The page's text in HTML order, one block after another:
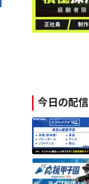
今日の配信